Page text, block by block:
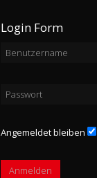
Login Form
Angemeldet bleiben
Anmelden